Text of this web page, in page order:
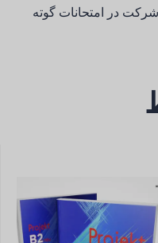
در امتحانات گوته